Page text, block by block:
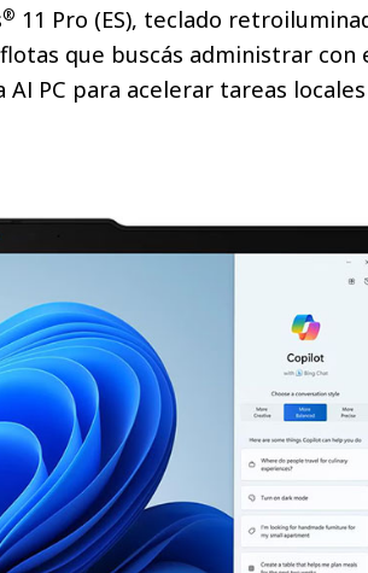
® 11 Pro (ES), teclado
que buscás administrar con
PC para acelerar tareas locales